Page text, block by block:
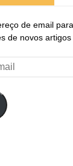
de email
de novos artigos